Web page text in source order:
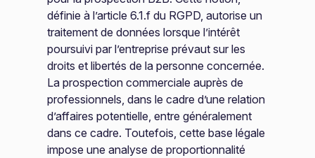
définie à l’article 6.1.f du RGPD, autorise un
traitement de données lorsque l’intérêt
poursuivi par l’entreprise prévaut sur les
droits et libertés de la personne concernée.
La prospection commerciale auprès de
professionnels, dans le cadre d’une relation
d’affaires potentielle, entre généralement
dans ce cadre. Toutefois, cette base légale
impose une analyse de proportionnalité